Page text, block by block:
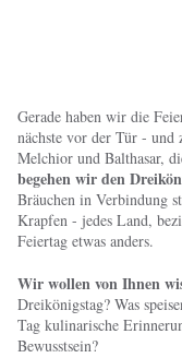
Gerade haben wir die
nächste vor der Tür - und
Melchior und Balthasar,
begehen wir den
Bräuchen in Verbindung
Krapfen - jedes Land,
Feiertag etwas anders.
Wir wollen von Ihnen
Dreikönigstag? Was
Tag kulinarische
Bewusstsein?